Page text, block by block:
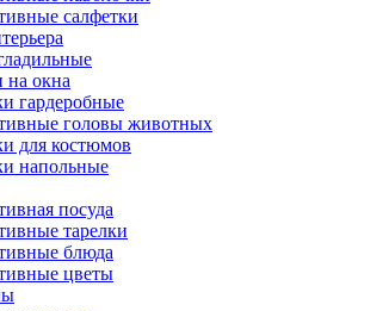
салфетки
на окна
гардеробные
головы животных
для костюмов
напольные
посуда
тарелки
блюда
цветы